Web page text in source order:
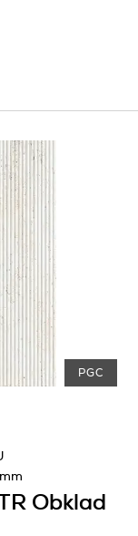
PGC
Obklad